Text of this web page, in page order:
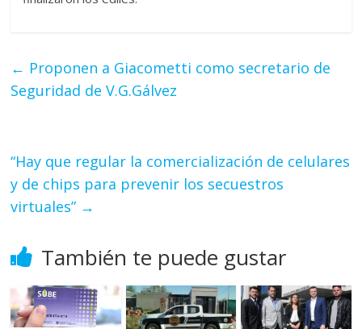
← Proponen a Giacometti como secretario de
Seguridad de V.G.Gálvez
“Hay que regular la comercialización de celulares
y de chips para prevenir los secuestros
virtuales” →
También te puede gustar